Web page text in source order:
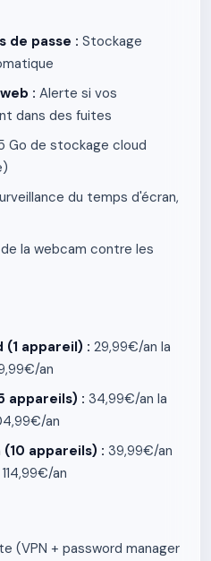
de passe : Stockage
: Alerte si vos
dans des fuites
Go de stockage cloud
du temps d'écran,
la webcam contre les
appareil) : 29,99€/an la
an
appareils) : 34,99€/an la
an
appareils) : 39,99€/an
an
(VPN + password manager